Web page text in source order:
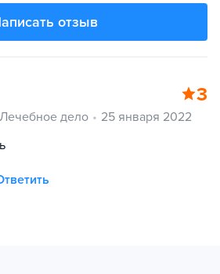
отзыв
3
дело
25 января 2022